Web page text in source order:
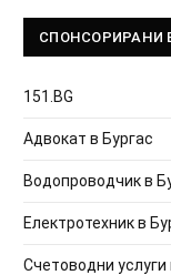
СПОНСОРИРАНИ
151.BG
Адвокат в Бургас
Водопроводчик в
Електротехник в
Счетоводни услуги